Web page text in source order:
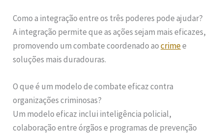
Como a integração entre os três poderes pode ajudar?
A integração permite que as ações sejam mais eficazes,
promovendo um combate coordenado aocrimee
soluções mais duradouras.
O que é um modelo de combate eficaz contra
organizações criminosas?
Um modelo eficaz inclui inteligência policial,
colaboração entre órgãos e programas de prevenção